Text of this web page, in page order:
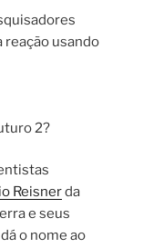
usando
2?
Reisnerda
e seus
o nome ao